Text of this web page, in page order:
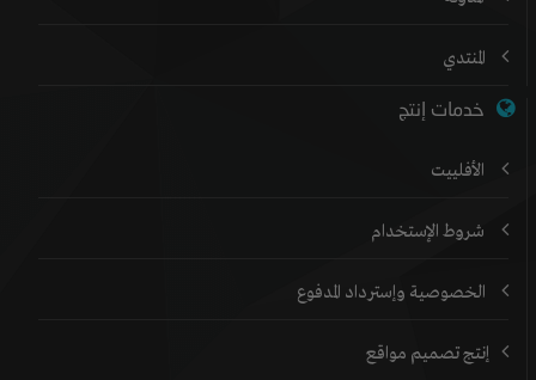
المنتدي
خدمات إنتج
الأفلييت
شروط الإستخدام
الخصوصية وإسترداد المدفوع
إنتج تصميم مواقع